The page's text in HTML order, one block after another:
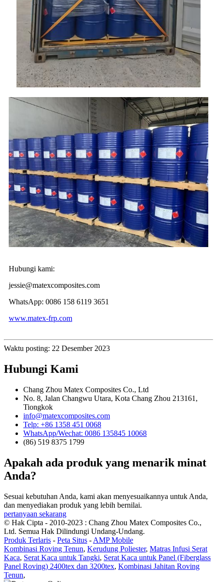
Hubungi kami:
jessie@matexcomposites.com
WhatsApp: 0086 158 6119 3651
www.matex-frp.com
Waktu posting: 22 Desember 2023
Hubungi Kami
Chang Zhou Matex Composites Co., Ltd
No. 8, Jalan Changwu Utara, Kota Chang Zhou 213161,
Tiongkok
info@matexcomposites.com
Telp: +86 1358 451 0068
WhatsApp/Wechat: 0086 135845 10068
(86) 519 8375 1799
Apakah ada produk yang menarik minat
Anda?
Sesuai kebutuhan Anda, kami akan menyesuaikannya untuk Anda,
dan menyediakan produk yang lebih bernilai.
pertanyaan sekarang
© Hak Cipta - 2010-2023 : Chang Zhou Matex Composites Co.,
Ltd. Semua Hak Dilindungi Undang-Undang.
Produk Terlaris - Peta Situs - AMP Mobile
Kombinasi Roving Tenun, Kerudung Poliester, Matras Infusi Serat
Kaca, Serat Kaca untuk Tangki, Serat Kaca untuk Panel (Fiberglass
Panel Roving) 2400tex dan 3200tex, Kombinasi Jahitan Roving
Tenun,